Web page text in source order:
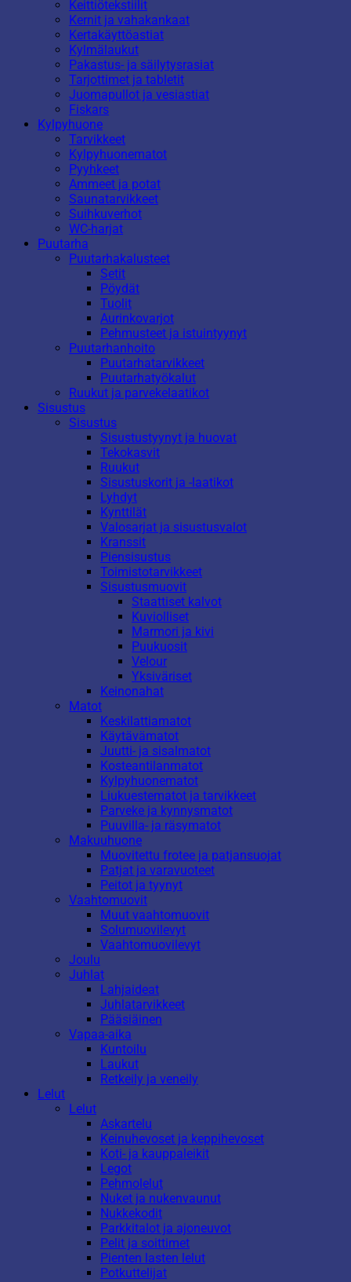
Keittiötekstiilit
Kernit ja vahakankaat
Kertakäyttöastiat
Kylmälaukut
Pakastus- ja säilytysrasiat
Tarjottimet ja tabletit
Juomapullot ja vesiastiat
Fiskars
Kylpyhuone
Tarvikkeet
Kylpyhuonematot
Pyyhkeet
Ammeet ja potat
Saunatarvikkeet
Suihkuverhot
WC-harjat
Puutarha
Puutarhakalusteet
Setit
Pöydät
Tuolit
Aurinkovarjot
Pehmusteet ja istuintyynyt
Puutarhanhoito
Puutarhatarvikkeet
Puutarhatyökalut
Ruukut ja parvekelaatikot
Sisustus
Sisustus
Sisustustyynyt ja huovat
Tekokasvit
Ruukut
Sisustuskorit ja -laatikot
Lyhdyt
Kynttilät
Valosarjat ja sisustusvalot
Kranssit
Piensisustus
Toimistotarvikkeet
Sisustusmuovit
Staattiset kalvot
Kuviolliset
Marmori ja kivi
Puukuosit
Velour
Yksiväriset
Keinonahat
Matot
Keskilattiamatot
Käytävämatot
Juutti- ja sisalmatot
Kosteantilanmatot
Kylpyhuonematot
Liukuestematot ja tarvikkeet
Parveke ja kynnysmatot
Puuvilla- ja räsymatot
Makuuhuone
Muovitettu frotee ja patjansuojat
Patjat ja varavuoteet
Peitot ja tyynyt
Vaahtomuovit
Muut vaahtomuovit
Solumuovilevyt
Vaahtomuovilevyt
Joulu
Juhlat
Lahjaideat
Juhlatarvikkeet
Pääsiäinen
Vapaa-aika
Kuntoilu
Laukut
Retkeily ja veneily
Lelut
Lelut
Askartelu
Keinuhevoset ja keppihevoset
Koti- ja kauppaleikit
Legot
Pehmolelut
Nuket ja nukenvaunut
Nukkekodit
Parkkitalot ja ajoneuvot
Pelit ja soittimet
Pienten lasten lelut
Potkuttelijat